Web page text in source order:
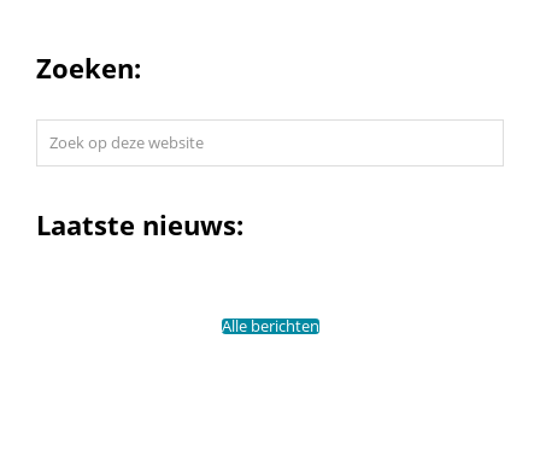
Zoeken:
website
Laatste nieuws:
Alle berichten